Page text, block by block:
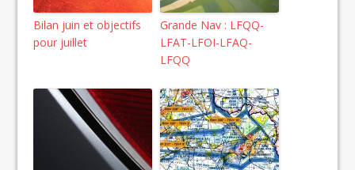
Bilan juin et objectifs
pour juillet
Grande Nav : LFQQ-
LFAT-LFOI-LFAQ-
LFQQ